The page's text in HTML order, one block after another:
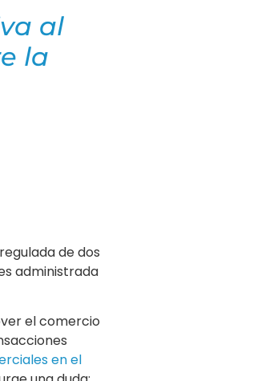
al
la
de dos
administrada
el comercio
en el